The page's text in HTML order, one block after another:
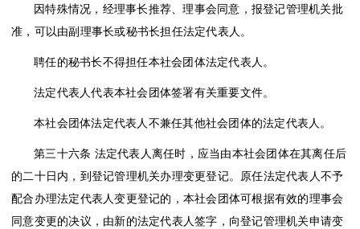
因特殊情况，经理事长推荐、理事会同意，报登记管理机关批
准，可以由副理事长或秘书长担任法定代表人。
聘任的秘书长不得担任本社会团体法定代表人。
法定代表人代表本社会团体签署有关重要文件。
本社会团体法定代表人不兼任其他社会团体的法定代表人。
第三十六条 法定代表人离任时，应当由本社会团体在其离任后
的二十日内，到登记管理机关办理变更登记。原任法定代表人不予
配合办理法定代表人变更登记的，本社会团体可根据有效的理事会
同意变更的决议，由新的法定代表人签字，向登记管理机关申请变